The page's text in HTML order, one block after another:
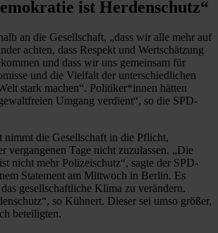
ist Herdenschutz“
an die Gesellschaft, „dass wir alle mehr auf
achten, dass Respekt und Wertschätzung
und dass wir uns gemeinsam für
und die Vielfalt der unterschiedlichen
stark machen“. Politiker*innen hätten
Umgang verdient“, so die SPD-
die Gesellschaft in die Pflicht,
vergangenen Tage nicht zuzulassen. „Die
nicht mehr Polizeischutz“, sagte der SPD-
Statement am Mittwoch in Berlin. Es
gesellschaftliche Klima zu verändern.
so Kühnert. Dieser sei umso größer,
beteiligten.